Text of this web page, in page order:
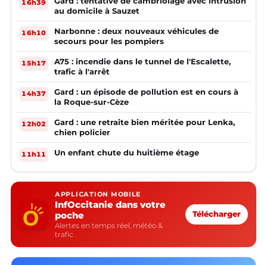
16h39
au domicile à Sauzet
16h10
Narbonne : deux nouveaux véhicules de
secours pour les pompiers
15h17
A75 : incendie dans le tunnel de l'Escalette,
trafic à l'arrêt
14h37
Gard : un épisode de pollution est en cours à
la Roque-sur-Cèze
12h02
Gard : une retraite bien méritée pour Lenka,
chien policier
11h11 Un enfant chute du huitième étage
APPLICATION MOBILE
InfOccitanie dans votre
poche
Alertes en temps réel, météo &
trafic
Télécharger